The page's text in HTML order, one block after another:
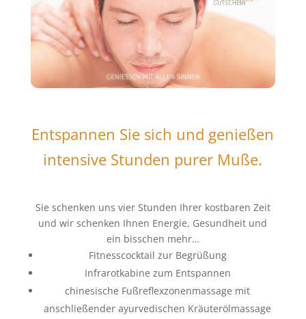
Entspannen Sie sich und genießen
intensive Stunden purer Muße.
Sie schenken uns vier Stunden Ihrer kostbaren Zeit
und wir schenken Ihnen Energie, Gesundheit und
ein bisschen mehr…
Fitnesscocktail zur Begrüßung
Infrarotkabine zum Entspannen
chinesische Fußreflexzonenmassage mit
anschließender ayurvedischen Kräuterölmassage